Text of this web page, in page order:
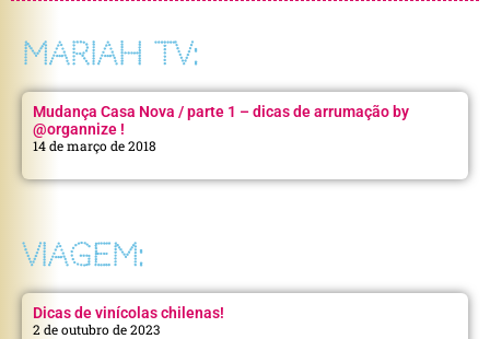
MARIAH TV:
Mudança Casa Nova / parte 1 – dicas de arrumação by
@organnize !
14 de março de 2018
VIAGEM:
Dicas de vinícolas chilenas!
2 de outubro de 2023